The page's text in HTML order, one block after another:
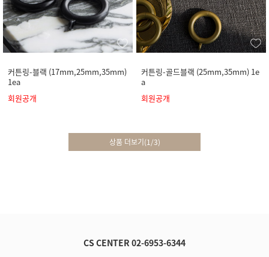
커튼링-블랙 (17mm,25mm,35mm)
1ea
회원공개
커튼링-골드블랙 (25mm,35mm) 1e
a
회원공개
상품 더보기(1/3)
CS CENTER 02-6953-6344